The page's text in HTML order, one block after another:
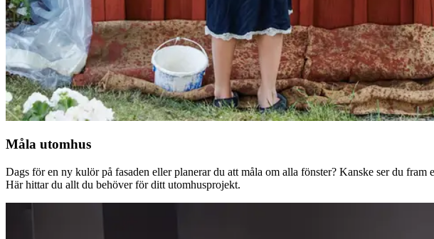
Måla utomhus
Dags för en ny kulör på fasaden eller planerar du att måla om alla fönster? Kanske ser du
Här hittar du allt du behöver för ditt utomhusprojekt.